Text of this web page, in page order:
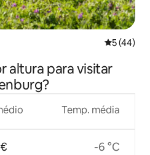
5 (44)
altura para visitar
Temp. média
-6 °C